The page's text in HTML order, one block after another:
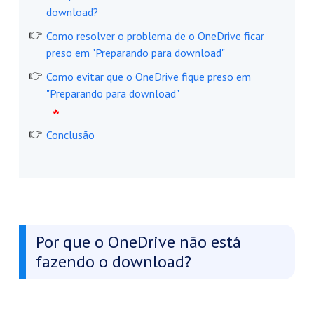
download?
Como resolver o problema de o OneDrive ficar
preso em "Preparando para download"
Como evitar que o OneDrive fique preso em
"Preparando para download"
Conclusão
Por que o OneDrive não está
fazendo o download?